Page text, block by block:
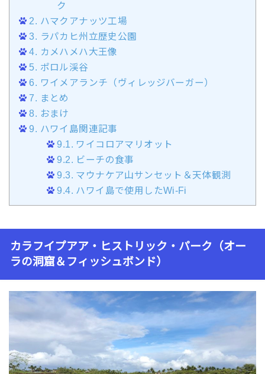
ク
2. ハマクアナッツ工場
3. ラパカヒ州立歴史公園
4. カメハメハ大王像
5. ポロル渓谷
6. ワイメアランチ（ヴィレッジバーガー）
7. まとめ
8. おまけ
9. ハワイ島関連記事
9.1. ワイコロアマリオット
9.2. ビーチの食事
9.3. マウナケア山サンセット＆天体観測
9.4. ハワイ島で使用したWi-Fi
カラフイプアア・ヒストリック・パーク（オー
ラの洞窟＆フィッシュボンド）